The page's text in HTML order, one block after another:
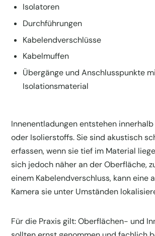
Isolatoren
Durchführungen
Kabelendverschlüsse
Kabelmuffen
Übergänge und Anschlusspunkte
Isolationsmaterial
Innenentladungen entstehen
oder Isolierstoffs. Sie sind akustisch
erfassen, wenn sie tief im Material
sich jedoch näher an der Oberfläche,
einem Kabelendverschluss, kann eine
Kamera sie unter Umständen
Für die Praxis gilt: Oberflächen- und